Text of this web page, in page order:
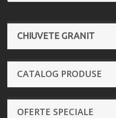
CHIUVETE GRANIT
CATALOG PRODUSE
OFERTE SPECIALE